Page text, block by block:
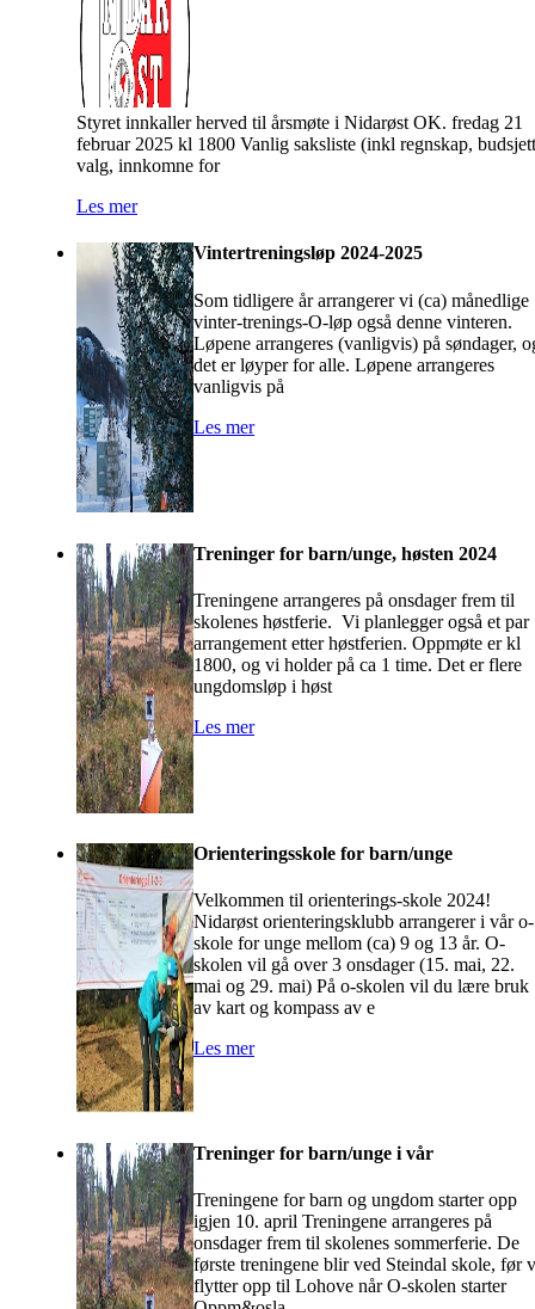
Styret innkaller herved til årsmøte i Nidarøst OK. fredag 21
februar 2025 kl 1800 Vanlig saksliste (inkl regnskap,
valg, innkomne for
Les mer
Vintertreningsløp 2024-2025
Som tidligere år arrangerer vi (ca) månedlige
vinter-trenings-O-løp også denne vinteren.
Løpene arrangeres (vanligvis) på søndager,
det er løyper for alle. Løpene arrangeres
vanligvis på
Les mer
Treninger for barn/unge, høsten 2024
Treningene arrangeres på onsdager frem til
skolenes høstferie. Vi planlegger også et par
arrangement etter høstferien. Oppmøte er kl
1800, og vi holder på ca 1 time. Det er flere
ungdomsløp i høst
Les mer
Orienteringsskole for barn/unge
Velkommen til orienterings-skole 2024!
Nidarøst orienteringsklubb arrangerer i vår o-
skole for unge mellom (ca) 9 og 13 år. O-
skolen vil gå over 3 onsdager (15. mai, 22.
mai og 29. mai) På o-skolen vil du lære bruk
av kart og kompass av e
Les mer
Treninger for barn/unge i vår
Treningene for barn og ungdom starter opp
igjen 10. april Treningene arrangeres på
onsdager frem til skolenes sommerferie. De
første treningene blir ved Steindal skole, før
flytter opp til Lohove når O-skolen starter